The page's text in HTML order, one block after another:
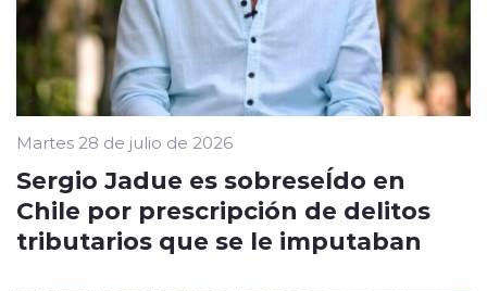
Martes 28 de julio de 2026
Sergio Jadue es sobreseÍdo en
Chile por prescripción de delitos
tributarios que se le imputaban